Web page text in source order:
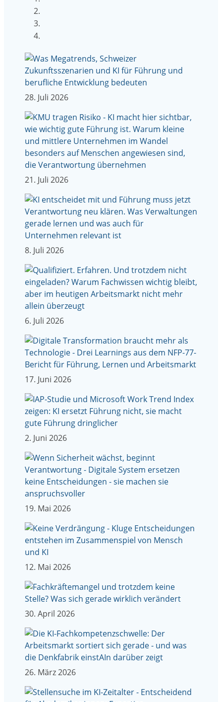
28. Juli 2026
21. Juli 2026
8. Juli 2026
6. Juli 2026
17. Juni 2026
2. Juni 2026
19. Mai 2026
12. Mai 2026
30. April 2026
26. März 2026